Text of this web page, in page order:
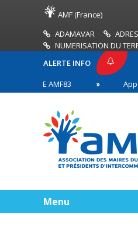
AMF (France)
ADAMAVAR
NUMERISATION DU
ALERTE INFO
PRESSE AMF83
Appel
en première ligne
Menu